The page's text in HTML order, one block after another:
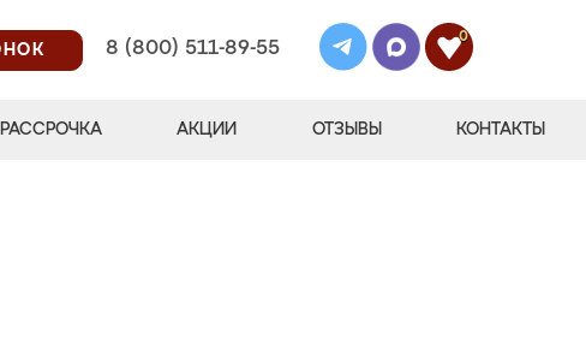
8 (800) 511-89-55
0
РАССРОЧКА АКЦИИ ОТЗЫВЫ КОНТАКТЫ